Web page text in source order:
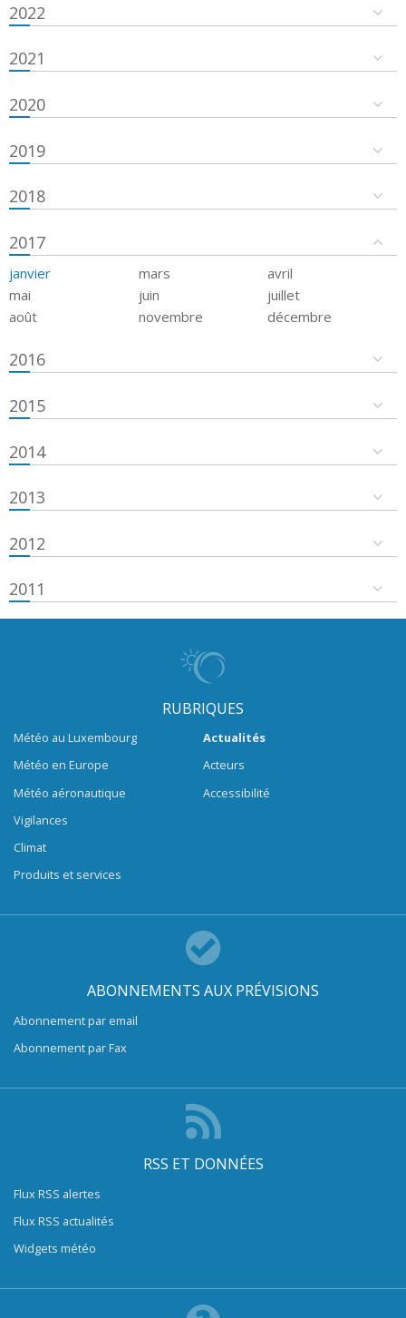
2022
2021
2020
2019
2018
2017
janvier mars
avril
mai
juin
juillet
août
novembre décembre
2016
2015
2014
2013
2012
2011
RUBRIQUES
Météo au Luxembourg
Météo en Europe
Météo aéronautique
Vigilances
Climat
Produits et services
Actualités
Acteurs
Accessibilité
ABONNEMENTS AUX PRÉVISIONS
Abonnement par email
Abonnement par Fax
RSS ET DONNÉES
Flux RSS alertes
Flux RSS actualités
Widgets météo